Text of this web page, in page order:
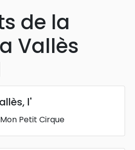
de la
Vallès
l'
Mon Petit Cirque